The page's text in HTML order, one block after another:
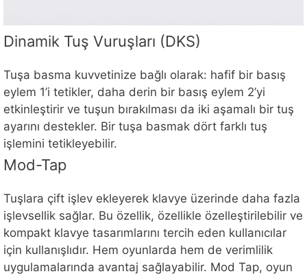
Dinamik Tuş Vuruşları (DKS)
Tuşa basma kuvvetinize bağlı olarak: hafif bir basış
eylem 1’i tetikler, daha derin bir basış eylem 2’yi
etkinleştirir ve tuşun bırakılması da iki aşamalı bir tuş
ayarını destekler. Bir tuşa basmak dört farklı tuş
işlemini tetikleyebilir.
Mod-Tap
Tuşlara çift işlev ekleyerek klavye üzerinde daha fazla
işlevsellik sağlar. Bu özellik, özellikle özelleştirilebilir ve
kompakt klavye tasarımlarını tercih eden kullanıcılar
için kullanışlıdır. Hem oyunlarda hem de verimlilik
uygulamalarında avantaj sağlayabilir. Mod Tap, oyun